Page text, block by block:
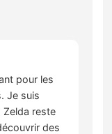
pour les
Je suis
Zelda reste
des